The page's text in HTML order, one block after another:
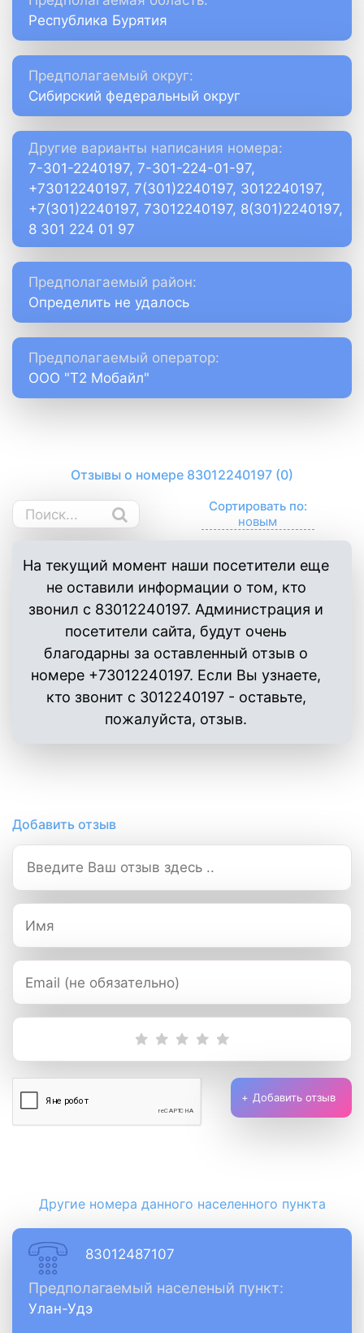
Республика Бурятия
Предполагаемый округ:
Сибирский федеральный округ
Другие варианты написания номера:
7-301-2240197, 7-301-224-01-97,
+73012240197, 7(301)2240197, 3012240197,
+7(301)2240197, 73012240197, 8(301)2240197,
8 301 224 01 97
Предполагаемый район:
Определить не удалось
Предполагаемый оператор:
ООО "Т2 Мобайл"
Отзывы о номере 83012240197 (0)
Сортировать по:
На текущий момент наши посетители еще
не оставили информации о том, кто
звонил с 83012240197. Администрация и
посетители сайта, будут очень
благодарны за оставленный отзыв о
номере +73012240197. Если Вы узнаете,
кто звонит с 3012240197 - оставьте,
пожалуйста, отзыв.
Добавить отзыв
Добавить отзыв
Другие номера данного населенного пункта
83012487107
Предполагаемый населеный пункт:
Улан-Удэ